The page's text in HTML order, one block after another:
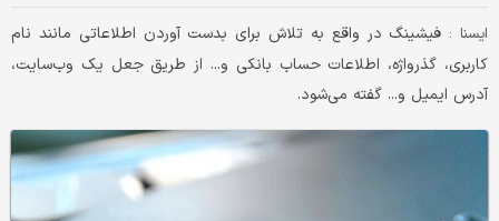
ایسنا : فیشینگ در واقع به تلاش برای بدست آوردن اطلاعاتی مانند نام
کاربری، گذرواژه، اطلاعات حساب بانکی و... از طریق جعل یک وب‌سایت،
آدرس ایمیل و... گفته می‌شود.